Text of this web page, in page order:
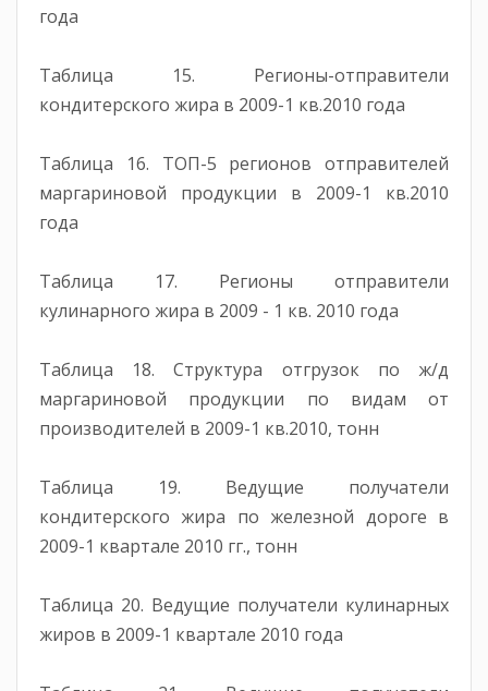
года
Таблица 15. Регионы-отправители
кондитерского жира в 2009-1 кв.2010 года
Таблица 16. ТОП-5 регионов отправителей
маргариновой продукции в 2009-1 кв.2010
года
Таблица 17. Регионы отправители
кулинарного жира в 2009 - 1 кв. 2010 года
Таблица 18. Структура отгрузок по ж/д
маргариновой продукции по видам от
производителей в 2009-1 кв.2010, тонн
Таблица 19. Ведущие получатели
кондитерского жира по железной дороге в
2009-1 квартале 2010 гг., тонн
Таблица 20. Ведущие получатели кулинарных
жиров в 2009-1 квартале 2010 года